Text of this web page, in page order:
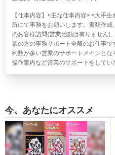
【仕事内容】<主な仕事内容> <大手
所にて事務をお願いします。書類作
のお客様訪問(営業活動は有りません)
業の方の事務サポート全般のお仕事
約数が多い営業のサポートメインとな
操作案内など営業のサポートをしてい
今、あなたにオススメ